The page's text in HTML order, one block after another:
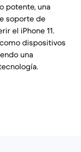
potente, una
soporte de
el iPhone 11.
dispositivos
una